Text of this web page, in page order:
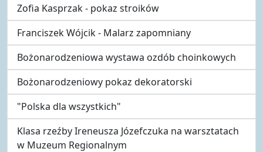
Zofia Kasprzak - pokaz stroików
Franciszek Wójcik - Malarz zapomniany
Bożonarodzeniowa wystawa ozdób choinkowych
Bożonarodzeniowy pokaz dekoratorski
"Polska dla wszystkich"
Klasa rzeźby Ireneusza Józefczuka na warsztatach
w Muzeum Regionalnym